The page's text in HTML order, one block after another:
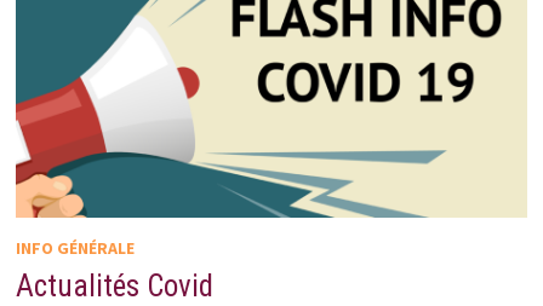
INFO GÉNÉRALE
Actualités Covid